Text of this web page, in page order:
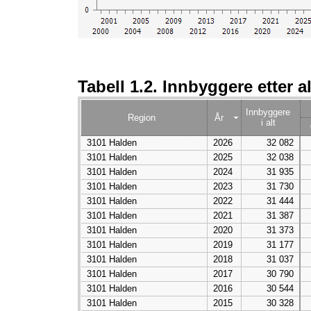
Tabell 1.2. Innbyggere etter
Region År
Innbyggere
i alt
3101 Halden
2026
32 082
3101 Halden
2025
32 038
3101 Halden
2024
31 935
3101 Halden
2023
31 730
3101 Halden
2022
31 444
3101 Halden
2021
31 387
3101 Halden
2020
31 373
3101 Halden
2019
31 177
3101 Halden
2018
31 037
3101 Halden
2017
30 790
3101 Halden
2016
30 544
3101 Halden
2015
30 328